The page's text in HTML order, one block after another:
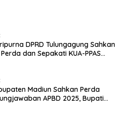
DPRD Tulungagung Sahkan
dan Sepakati KUA-PPAS
Madiun Sahkan Perda
APBD 2025, Bupati